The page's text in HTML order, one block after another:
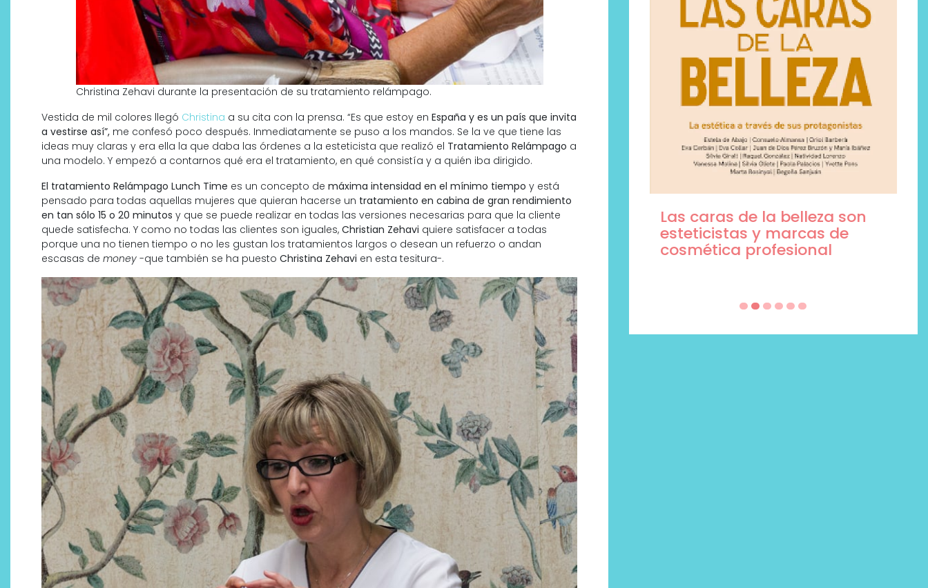
Christina Zehavi durante la presentación de su tratamiento relámpago.
Vestida de mil colores llegó Christina a su cita con la prensa. “Es que estoy en España y es un país que invita
a vestirse así”, me confesó poco después. Inmediatamente se puso a los mandos. Se la ve que tiene las
ideas muy claras y era ella la que daba las órdenes a la esteticista que realizó el Tratamiento Relámpago a
una modelo. Y empezó a contarnos qué era el tratamiento, en qué consistía y a quién iba dirigido.
El tratamiento Relámpago Lunch Time es un concepto de máxima intensidad en el mínimo tiempo y está
pensado para todas aquellas mujeres que quieran hacerse un tratamiento en cabina de gran rendimiento
en tan sólo 15 o 20 minutos y que se puede realizar en todas las versiones necesarias para que la cliente
quede satisfecha. Y como no todas las clientes son iguales, Christian Zehavi quiere satisfacer a todas
porque una no tienen tiempo o no les gustan los tratamientos largos o desean un refuerzo o andan
escasas de money -que también se ha puesto Christina Zehavi en esta tesitura-.
¿Qué revelan las zapatillas
de Alexia Putellas para Nike
sobre la nueva era del
objeto-artista?
Labeau Organic continúa
apostando por la cosmética
del bienestar
Las caras de la belleza son
esteticistas y marcas de
cosmética profesional